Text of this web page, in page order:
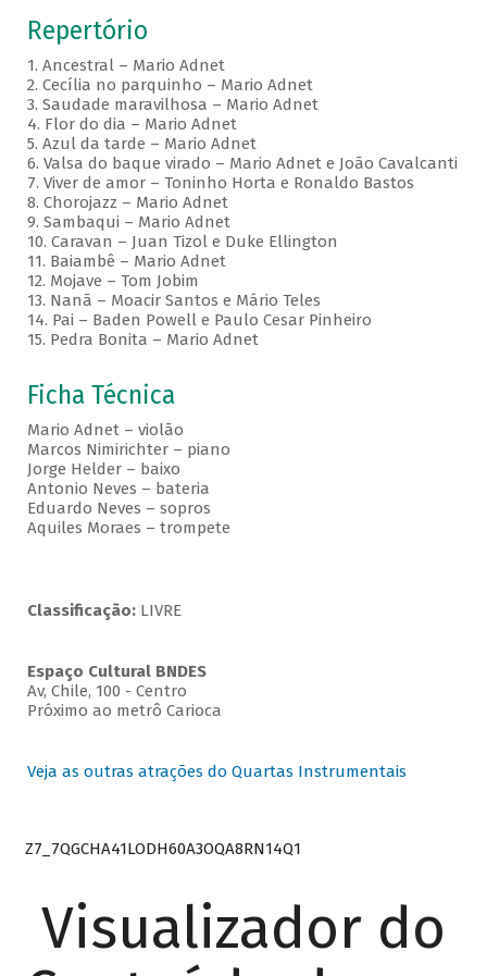
Repertório
1. Ancestral – Mario Adnet
2. Cecília no parquinho – Mario Adnet
3. Saudade maravilhosa – Mario Adnet
4. Flor do dia – Mario Adnet
5. Azul da tarde – Mario Adnet
6. Valsa do baque virado – Mario Adnet e João Cavalcanti
7. Viver de amor – Toninho Horta e Ronaldo Bastos
8. Chorojazz – Mario Adnet
9. Sambaqui – Mario Adnet
10. Caravan – Juan Tizol e Duke Ellington
11. Baiambê – Mario Adnet
12. Mojave – Tom Jobim
13. Nanã – Moacir Santos e Mário Teles
14. Pai – Baden Powell e Paulo Cesar Pinheiro
15. Pedra Bonita – Mario Adnet
Ficha Técnica
Mario Adnet – violão
Marcos Nimirichter – piano
Jorge Helder – baixo
Antonio Neves – bateria
Eduardo Neves – sopros
Aquiles Moraes – trompete
Classificação: LIVRE
Espaço Cultural BNDES
Av, Chile, 100 - Centro
Próximo ao metrô Carioca
Veja as outras atrações do Quartas Instrumentais
Z7_7QGCHA41LODH60A3OQA8RN14Q1
Visualizador do